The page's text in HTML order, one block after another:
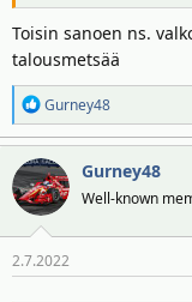
Toisin sanoen ns.
talousmetsää
R
e
a
k
t
i
o
t
Gurney48
Gurney48
Well-known
2.7.2022